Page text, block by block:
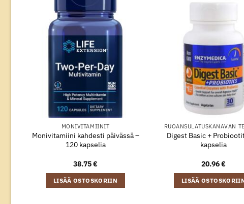
MONIVITAMIINIT
Monivitamiini kahdesti päivässä –
120 kapselia
38.75€
LISÄÄ OSTOSKORIIN
RUOANSULATUSKANAVAN
Digest Basic +
kapselia
20.96€
LISÄÄ